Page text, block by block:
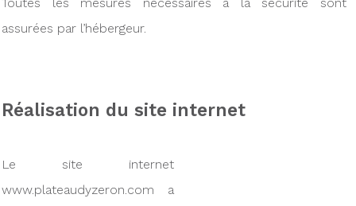
assurées par l’hébergeur.
Réalisation du site internet
Le site internet
www.plateaudyzeron.com a